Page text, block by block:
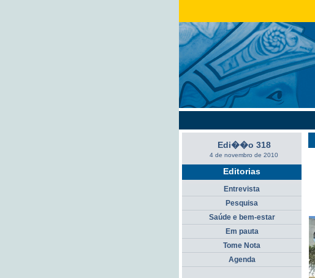
Edi��o 318
4 de novembro de 2010
Editorias
Entrevista
Pesquisa
Saúde e bem-estar
Em pauta
Tome Nota
Agenda